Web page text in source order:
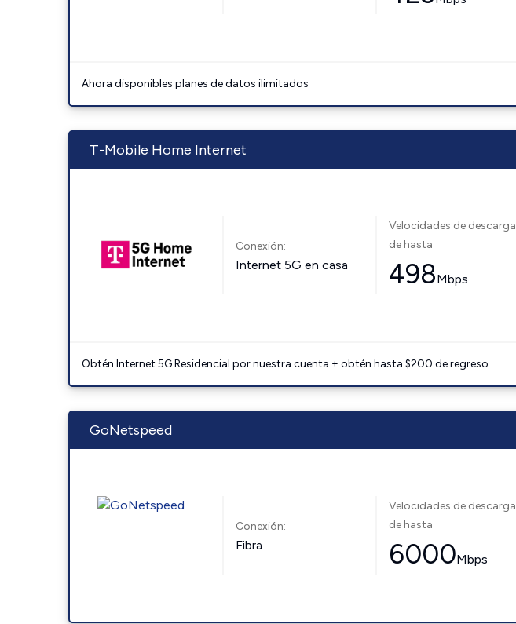
Ahora disponibles planes de datos ilimitados
T-Mobile Home Internet
Conexión:
Internet 5G en casa
Velocidades de descarga
de hasta
498Mbps
Obtén Internet 5G Residencial por nuestra cuenta + obtén hasta $200 de regreso.
GoNetspeed
Conexión:
Fibra
Velocidades de descarga
de hasta
6000Mbps